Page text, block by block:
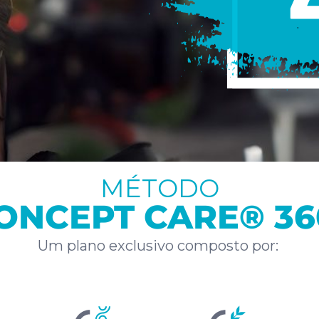
MÉTODO
CARE®
Um plano exclusivo composto por: